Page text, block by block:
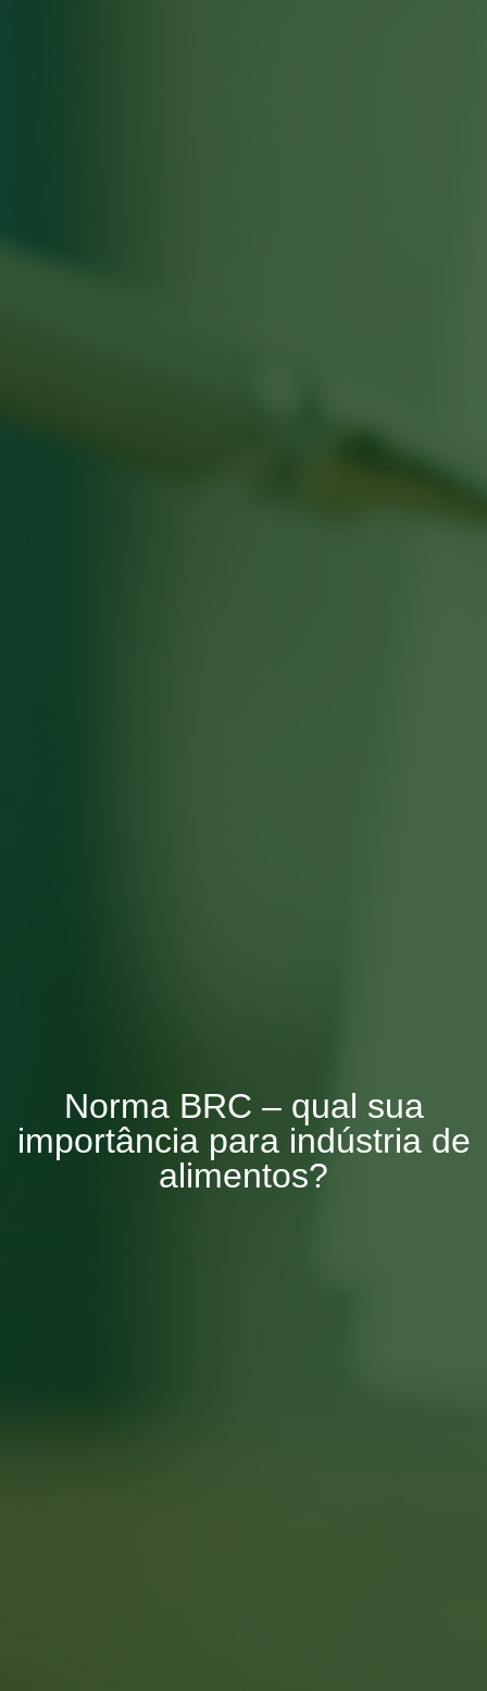
Norma BRC – qual sua
importância para indústria de
alimentos?